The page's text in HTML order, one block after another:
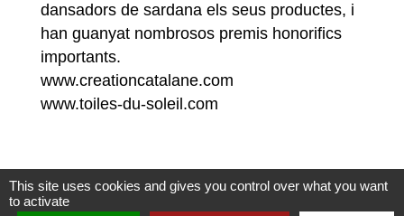
dansadors de sardana els seus productes, i
han guanyat nombrosos premis honorifics
importants.
www.creationcatalane.com
www.toiles-du-soleil.com
This site uses cookies and gives you control over what you want
to activate